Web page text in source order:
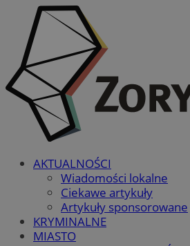
AKTUALNOŚCI
Wiadomości lokalne
Ciekawe artykuły
Artykuły sponsorowane
KRYMINALNE
MIASTO